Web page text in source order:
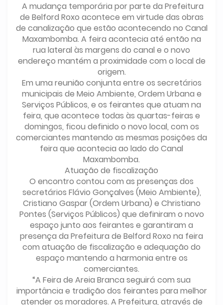
A mudança temporária por parte da Prefeitura
de Belford Roxo acontece em virtude das obras
de canalização que estão acontecendo no Canal
Maxambomba. A feira acontecia até então na
rua lateral às margens do canal e o novo
endereço mantém a proximidade com o local de
origem.
Em uma reunião conjunta entre os secretários
municipais de Meio Ambiente, Ordem Urbana e
Serviços Públicos, e os feirantes que atuam na
feira, que acontece todas às quartas-feiras e
domingos, ficou definido o novo local, com os
comerciantes mantendo as mesmas posições da
feira que acontecia ao lado do Canal
Maxambomba.
Atuação de fiscalização
O encontro contou com as presenças dos
secretários Flávio Gonçalves (Meio Ambiente),
Cristiano Gaspar (Ordem Urbana) e Christiano
Pontes (Serviços Públicos) que definiram o novo
espaço junto aos feirantes e garantiram a
presença da Prefeitura de Belford Roxo na feira
com atuação de fiscalização e adequação do
espaço mantendo a harmonia entre os
comerciantes.
“A Feira de Areia Branca seguirá com sua
importância e tradição dos feirantes para melhor
atender os moradores. A Prefeitura, através de